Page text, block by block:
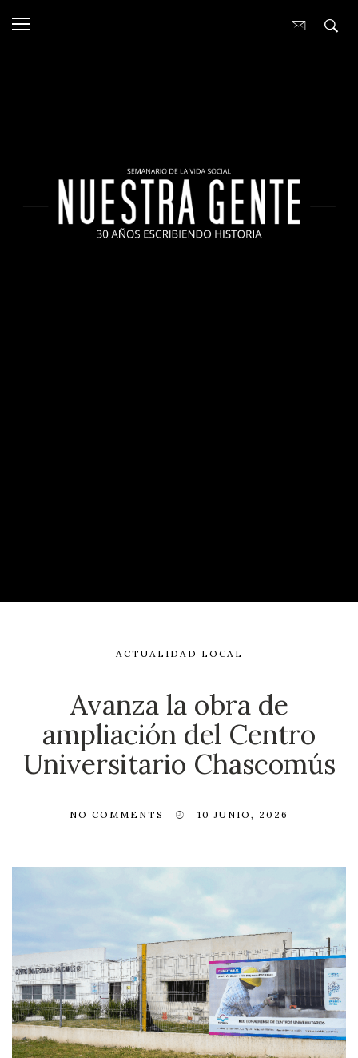
ACTUALIDAD LOCAL
Avanza la obra de
ampliación del Centro
Universitario Chascomús
NO COMMENTS 10 JUNIO, 2026